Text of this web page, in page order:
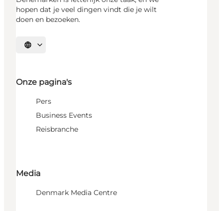
hopen dat je veel dingen vindt die je wilt
doen en bezoeken.
Selecteer taal
Onze pagina's
Pers
Business Events
Reisbranche
Media
Denmark Media Centre